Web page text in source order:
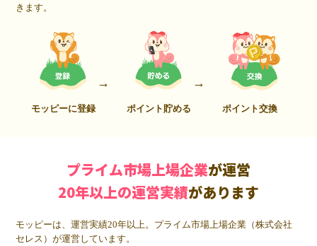
きます。
モッピーに登録 ポイント貯める ポイント交換
プライム市場上場企業が運営
20年以上の運営実績があります
モッピーは、運営実績20年以上。プライム市場上場企業（株式会社
セレス）が運営しています。